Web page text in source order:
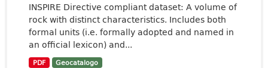
INSPIRE Directive compliant dataset: A volume of
rock with distinct characteristics. Includes both
formal units (i.e. formally adopted and named in
an official lexicon) and...
PDF Geocatalogo